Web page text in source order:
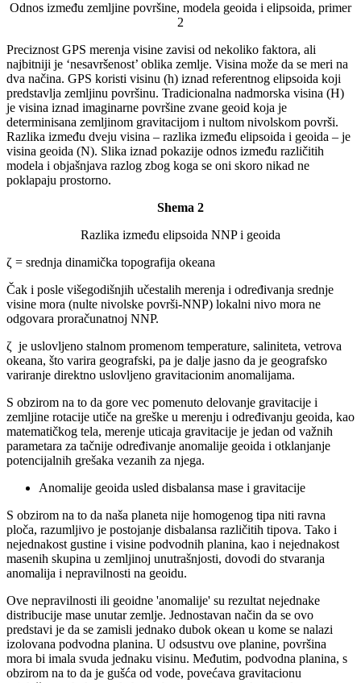
Odnos između zemljine površine, modela geoida i elipsoida, primer
2
Preciznost GPS merenja visine zavisi od nekoliko faktora, ali
najbitniji je ‘nesavršenost’ oblika zemlje. Visina može da se meri na
dva načina. GPS koristi visinu (h) iznad referentnog elipsoida koji
predstavlja zemljinu površinu. Tradicionalna nadmorska visina (H)
je visina iznad imaginarne površine zvane geoid koja je
determinisana zemljinom gravitacijom i nultom nivolskom površi.
Razlika između dveju visina – razlika između elipsoida i geoida – je
visina geoida (N). Slika iznad pokazije odnos između različitih
modela i objašnjava razlog zbog koga se oni skoro nikad ne
poklapaju prostorno.
Shema 2
Razlika između elipsoida NNP i geoida
ζ = srednja dinamička topografija okeana
Čak i posle višegodišnjih učestalih merenja i određivanja srednje
visine mora (nulte nivolske površi-NNP) lokalni nivo mora ne
odgovara proračunatnoj NNP.
ζ je uslovljeno stalnom promenom temperature, saliniteta, vetrova
okeana, što varira geografski, pa je dalje jasno da je geografsko
variranje direktno uslovljeno gravitacionim anomalijama.
S obzirom na to da gore vec pomenuto delovanje gravitacije i
zemljine rotacije utiče na greške u merenju i određivanju geoida, kao
matematičkog tela, merenje uticaja gravitacije je jedan od važnih
parametara za tačnije određivanje anomalije geoida i otklanjanje
potencijalnih grešaka vezanih za njega.
Anomalije geoida usled disbalansa mase i gravitacije
S obzirom na to da naša planeta nije homogenog tipa niti ravna
ploča, razumljivo je postojanje disbalansa različitih tipova. Tako i
nejednakost gustine i visine podvodnih planina, kao i nejednakost
masenih skupina u zemljinoj unutrašnjosti, dovodi do stvaranja
anomalija i nepravilnosti na geoidu.
Ove nepravilnosti ili geoidne 'anomalije' su rezultat nejednake
distribucije mase unutar zemlje. Jednostavan način da se ovo
predstavi je da se zamisli jednako dubok okean u kome se nalazi
izolovana podvodna planina. U odsustvu ove planine, površina
mora bi imala svuda jednaku visinu. Međutim, podvodna planina, s
obzirom na to da je gušća od vode, povećava gravitacionu